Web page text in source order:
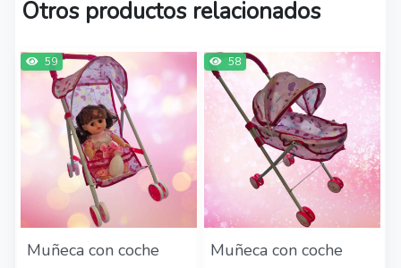
Otros productos relacionados
59
Muñeca con coche
58
Muñeca con coche